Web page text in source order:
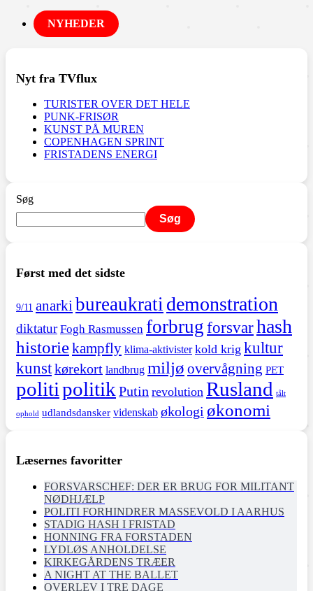
NYHEDER
Nyt fra TVflux
TURISTER OVER DET HELE
PUNK-FRISØR
KUNST PÅ MUREN
COPENHAGEN SPRINT
FRISTADENS ENERGI
Søg
Søg
Først med det sidste
9/11 anarki bureaukrati demonstration
diktatur Fogh Rasmussen forbrugforsvarhash
historiekampfly klima-aktivister kold krig kultur
kunstkørekort landbrug miljø overvågning PET
politipolitik Putin revolution Rusland tålt
ophold udlandsdansker videnskab økologi økonomi
Læsernes favoritter
FORSVARSCHEF: DER ER BRUG FOR MILITANT
NØDHJÆLP
POLITI FORHINDRER MASSEVOLD I AARHUS
STADIG HASH I FRISTAD
HONNING FRA FORSTADEN
LYDLØS ANHOLDELSE
KIRKEGÅRDENS TRÆER
A NIGHT AT THE BALLET
OVERLEV I TRE DAGE